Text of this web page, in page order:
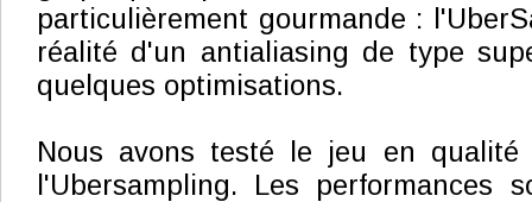
particulièrement gourmande :
réalité d'un antialiasing de type
quelques optimisations.
Nous avons testé le jeu en
l'Ubersampling. Les performances